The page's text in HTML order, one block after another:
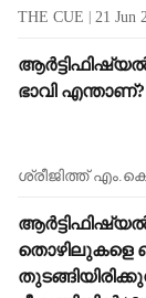
THE CUE 21 Jun
ഭാവി എന്താണ്?
ശ്രീജിത്ത്
തൊഴിലുകളെ